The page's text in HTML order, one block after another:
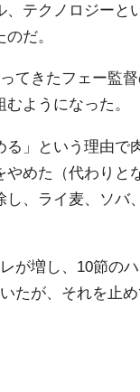
テクノロジーと
だ。
てきたフェー監
ようになった。
る」という理由で
やめた（代わりと
、ライ麦、ソバ、
が増し、10節のハ
たが、それを止め